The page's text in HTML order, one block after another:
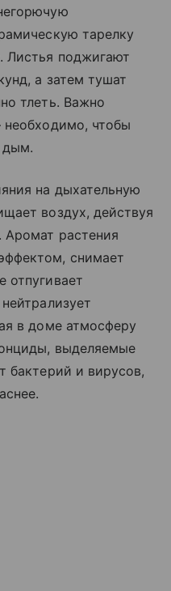
тарелку
Листья поджигают
а затем тушат
тлеть. Важно
необходимо, чтобы
дым.
на дыхательную
воздух, действуя
Аромат растения
снимает
отпугивает
в доме атмосферу
выделяемые
бактерий и вирусов,